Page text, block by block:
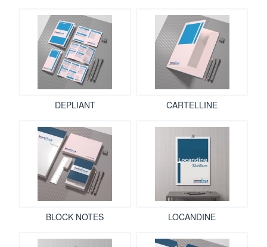
DEPLIANT CARTELLINE
BLOCK NOTES LOCANDINE